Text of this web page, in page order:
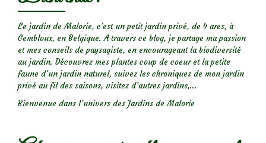
Le jardin de Malorie, c'est un petit jardin privé, de 4 ares, à
Gembloux, en Belgique. A travers ce blog, je partage ma passion
et mes conseils de paysagiste, en encourageant la biodiversité
au jardin. Découvrez mes plantes coup de coeur et la petite
faune d’un jardin naturel, suivez les chroniques de mon jardin
privé au fil des saisons, visitez d’autres jardins,...
Bienvenue dans l’univers des Jardins de Malorie